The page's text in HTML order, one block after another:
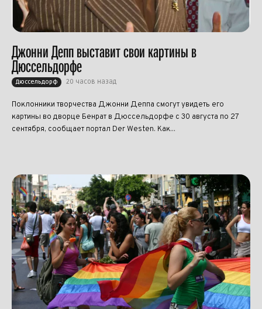
Джонни Депп выставит свои картины в
Дюссельдорфе
Дюссельдорф 20 часов назад
Поклонники творчества Джонни Деппа смогут увидеть его
картины во дворце Бенрат в Дюссельдорфе с 30 августа по 27
сентября, сообщает портал Der Westen. Как...